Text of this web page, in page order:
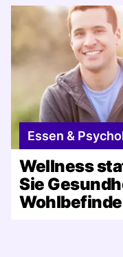
Essen &
Wellness
Sie